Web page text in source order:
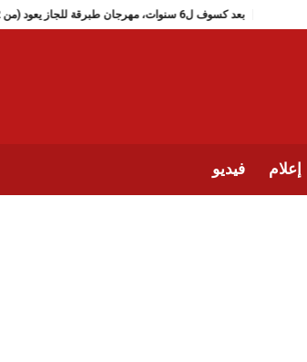
بعد كسوف ل6 سنوات، مهرجان طبرقة للجاز يعود (من 2 الى 9 جويلية 2026)
إعلام فيديو